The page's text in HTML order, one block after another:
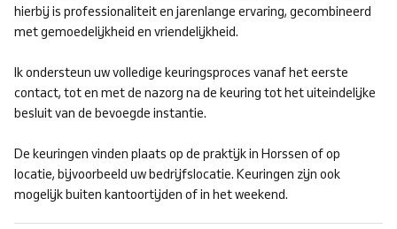
hierbij is professionaliteit en jarenlange ervaring, gecombineerd
met gemoedelijkheid en vriendelijkheid.
Ik ondersteun uw volledige keuringsproces vanaf het eerste
contact, tot en met de nazorg na de keuring tot het uiteindelijke
besluit van de bevoegde instantie.
De keuringen vinden plaats op de praktijk in Horssen of op
locatie, bijvoorbeeld uw bedrijfslocatie. Keuringen zijn ook
mogelijk buiten kantoortijden of in het weekend.